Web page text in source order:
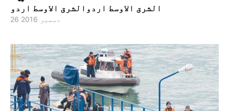
الشرق الاوسط اردوالشرق الاوسط اردو
26 دسمبر 2016